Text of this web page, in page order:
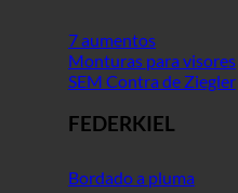
7 aumentos
Monturas para visores
SEM Contra de Ziegler
FEDERKIEL
Bordado a pluma